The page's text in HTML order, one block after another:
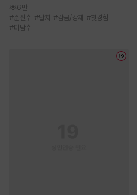
6만
#순진수 #납치 #감금/강제 #첫경험
#미남수